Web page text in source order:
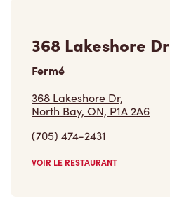
368 Lakeshore Dr
Fermé
368 Lakeshore Dr,
North Bay, ON, P1A 2A6
(705) 474-2431
VOIR LE RESTAURANT